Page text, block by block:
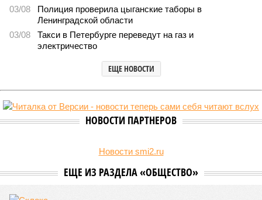
03/08
Полиция проверила цыганские таборы в
Ленинградской области
03/08
Такси в Петербурге переведут на газ и
электричество
ЕЩЕ НОВОСТИ
НОВОСТИ ПАРТНЕРОВ
Новости smi2.ru
ЕЩЕ ИЗ РАЗДЕЛА «ОБЩЕСТВО»